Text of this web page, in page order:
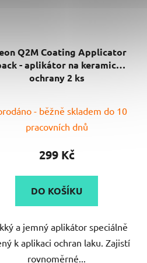
Q2M Coating Applicator
- aplikátor na keramické
ochrany 2 ks
- běžně skladem do 10
pracovních dnů
299 Kč
DO KOŠÍKU
a jemný aplikátor speciálně
k aplikaci ochran laku. Zajistí
rovnoměrné...